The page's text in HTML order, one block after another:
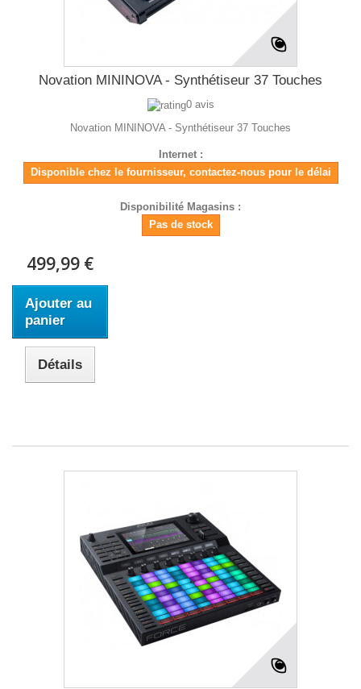
Novation MININOVA - Synthétiseur 37 Touches
0 avis
Novation MININOVA - Synthétiseur 37 Touches
Internet :
Disponible chez le fournisseur, contactez-nous pour le délai
Disponibilité Magasins :
Pas de stock
499,99 €
Ajouter au
panier
Détails